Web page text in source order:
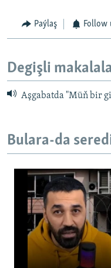
Paýlaş Follow
Degişli
Aşgabatda "Müň bir
Bulara-da
Türkiýede ýiten
No media